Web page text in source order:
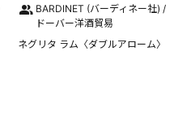
BARDINET (バーディネー社) /
ドーバー洋酒貿易
ネグリタ ラム〈ダブルアローム〉